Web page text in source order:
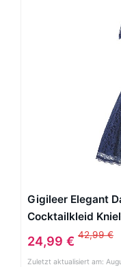
Gigileer Elegant
Cocktailkleid
hochzeit Party
24,99 € 42,99 €
Zuletzt aktualisiert am: